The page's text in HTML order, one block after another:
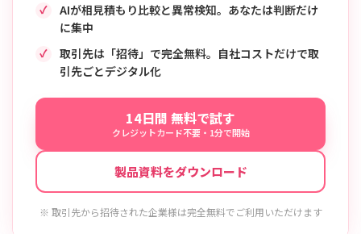
AIが相見積もり比較と異常検知。あなたは判断だけ
に集中
取引先は「招待」で完全無料。自社コストだけで取
引先ごとデジタル化
14日間 無料で試す
クレジットカード不要・1分で開始
製品資料をダウンロード
※ 取引先から招待された企業様は完全無料でご利用いただけます